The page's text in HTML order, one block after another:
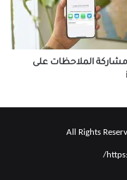
الملاحظات على